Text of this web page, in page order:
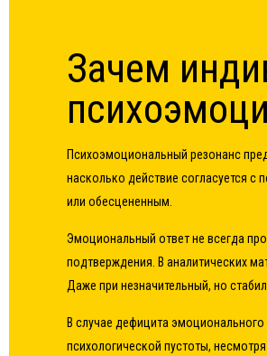
Зачем
Психоэмоциональный резонанс
насколько действие согласуется с
или обесцененным.
Эмоциональный ответ не всегда
подтверждения. В аналитических
Даже при незначительный, но
В случае дефицита
психологической пустоты,